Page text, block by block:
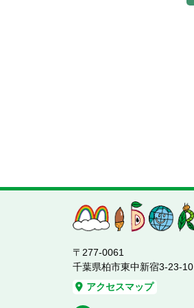
〒277-0061
千葉県柏市東中新宿3-23-10
アクセスマップ